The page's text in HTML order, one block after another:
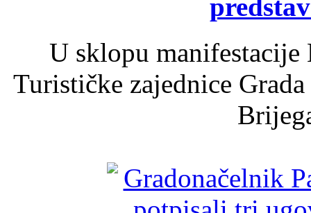
U sklopu
Turističke zajednice